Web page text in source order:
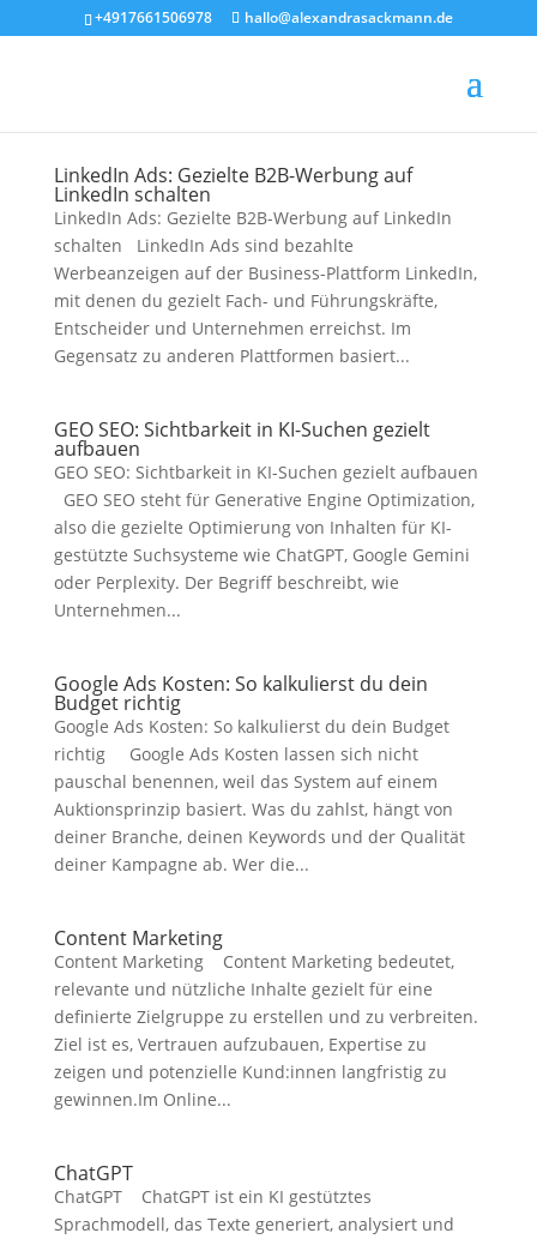
+4917661506978 hallo@alexandrasackmann.de
LinkedIn Ads: Gezielte B2B-Werbung auf
LinkedIn schalten
LinkedIn Ads: Gezielte B2B-Werbung auf LinkedIn
schalten LinkedIn Ads sind bezahlte
Werbeanzeigen auf der Business-Plattform LinkedIn,
mit denen du gezielt Fach- und Führungskräfte,
Entscheider und Unternehmen erreichst. Im
Gegensatz zu anderen Plattformen basiert...
GEO SEO: Sichtbarkeit in KI-Suchen gezielt
aufbauen
GEO SEO: Sichtbarkeit in KI-Suchen gezielt aufbauen
GEO SEO steht für Generative Engine Optimization,
also die gezielte Optimierung von Inhalten für KI-
gestützte Suchsysteme wie ChatGPT, Google Gemini
oder Perplexity. Der Begriff beschreibt, wie
Unternehmen...
Google Ads Kosten: So kalkulierst du dein
Budget richtig
Google Ads Kosten: So kalkulierst du dein Budget
richtig Google Ads Kosten lassen sich nicht
pauschal benennen, weil das System auf einem
Auktionsprinzip basiert. Was du zahlst, hängt von
deiner Branche, deinen Keywords und der Qualität
deiner Kampagne ab. Wer die...
Content Marketing
Content Marketing Content Marketing bedeutet,
relevante und nützliche Inhalte gezielt für eine
definierte Zielgruppe zu erstellen und zu verbreiten.
Ziel ist es, Vertrauen aufzubauen, Expertise zu
zeigen und potenzielle Kund:innen langfristig zu
gewinnen.Im Online...
ChatGPT
ChatGPT ChatGPT ist ein KI gestütztes
Sprachmodell, das Texte generiert, analysiert und